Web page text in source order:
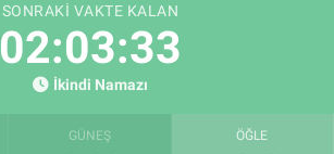
SONRAKI VAKTE KALAN
02:03:33
İkindi Namazı
GÜNEŞ ÖĞLE